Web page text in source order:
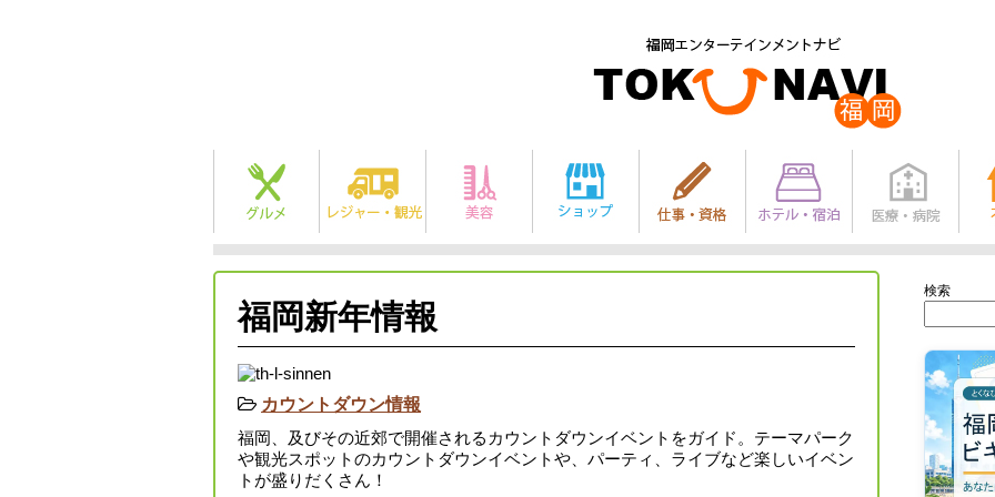
福岡新年情報
カウントダウン情報
福岡、及びその近郊で開催されるカウントダウンイベントをガイド。テーマパーク
や観光スポットのカウントダウンイベントや、パーティ、ライブなど楽しいイベン
トが盛りだくさん！
検索